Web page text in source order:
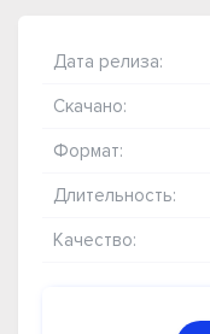
Дата релиза:
Скачано:
Формат:
Длительность:
Качество: